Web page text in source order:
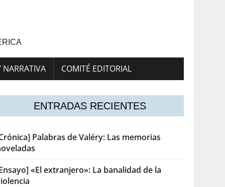
NARRATIVA COMITÉ EDITORIAL
ENTRADAS RECIENTES
Palabras de Valéry: Las memorias
«El extranjero»: La banalidad de la